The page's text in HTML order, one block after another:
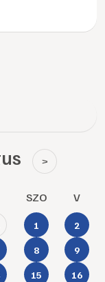
>
SZO V
1 2
8 9
15 16